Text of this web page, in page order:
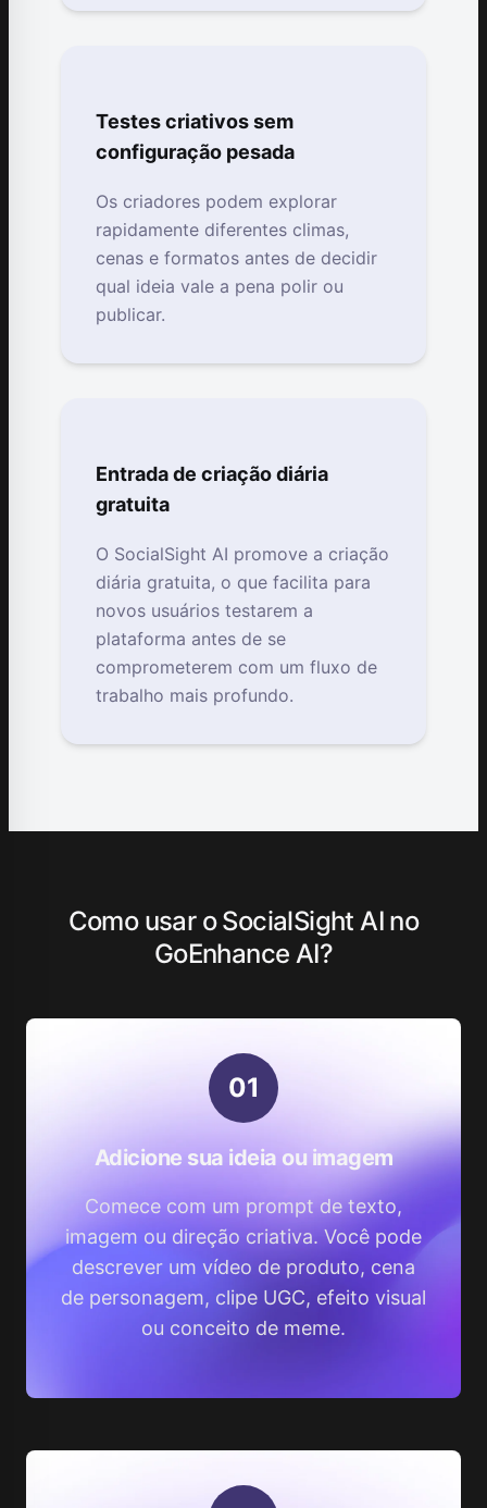
Testes criativos sem
configuração pesada
Os criadores podem explorar
rapidamente diferentes climas,
cenas e formatos antes de decidir
qual ideia vale a pena polir ou
publicar.
Entrada de criação diária
gratuita
O SocialSight AI promove a criação
diária gratuita, o que facilita para
novos usuários testarem a
plataforma antes de se
comprometerem com um fluxo de
trabalho mais profundo.
Como usar o SocialSight AI no
GoEnhance AI?
01
Adicione sua ideia ou imagem
Comece com um prompt de texto,
imagem ou direção criativa. Você pode
descrever um vídeo de produto, cena
de personagem, clipe UGC, efeito visual
ou conceito de meme.